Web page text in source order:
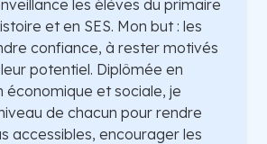
les élèves du primaire
et en SES. Mon but : les
confiance, à rester motivés
potentiel. Diplômée en
économique et sociale, je
de chacun pour rendre
accessibles, encourager les